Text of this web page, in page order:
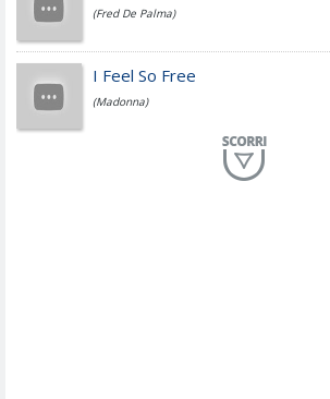
Simone Cristicchi
(Fred De Palma)
I Feel So Free
(Madonna)